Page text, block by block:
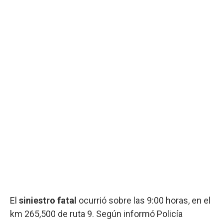
El siniestro fatal ocurrió sobre las 9:00 horas, en el
km 265,500 de ruta 9. Según informó Policía